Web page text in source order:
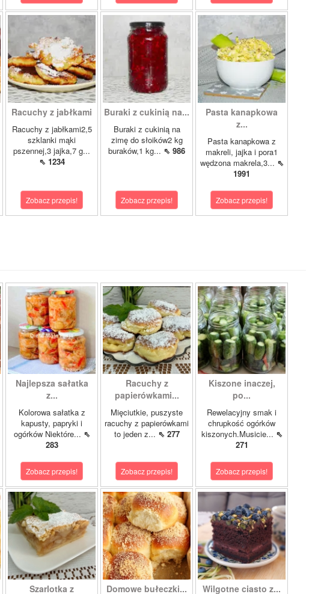
Racuchy z jabłkami
Racuchy z jabłkami2,5
szklanki mąki
pszennej,3 jajka,7 g...
⇖ 1234
Zobacz przepis!
Buraki z cukinią na...
Buraki z cukinią na
zimę do słoików2 kg
buraków,1 kg... ⇖ 986
Zobacz przepis!
Pasta kanapkowa
z...
Pasta kanapkowa z
makreli, jajka i pora1
wędzona makrela,3... ⇖
1991
Zobacz przepis!
Najlepsza sałatka
z...
Kolorowa sałatka z
kapusty, papryki i
ogórków Niektóre... ⇖
283
Zobacz przepis!
Racuchy z
papierówkami...
Mięciutkie, puszyste
racuchy z papierówkami
to jeden z... ⇖ 277
Zobacz przepis!
Kiszone inaczej,
po...
Rewelacyjny smak i
chrupkość ogórków
kiszonych.Musicie... ⇖
271
Zobacz przepis!
Szarlotka z Domowe bułeczki... Wilgotne ciasto z...